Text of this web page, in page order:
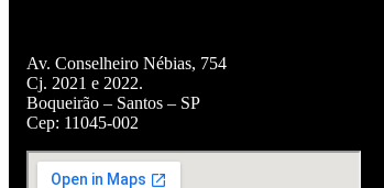
Av. Conselheiro Nébias, 754
Cj. 2021 e 2022.
Boqueirão – Santos – SP
Cep: 11045-002